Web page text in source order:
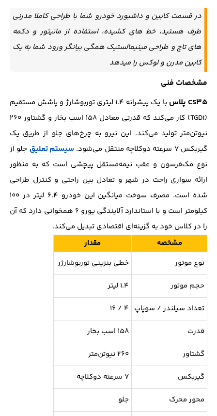
در قسمت کابین و داشبورد خودرو شما با طراحی کاملا مدرنی
طرف هستید، خط های کشیده، استفاده از مانیتور و دکمه
های تاچ و طراحی مینیمالستیک همگی بیانگر ورود شما به یک
کابین مدرن و لوکس را میدهد
مشخصات فنی
CS35 پلاس
با یک پیشرانه ۱.۴ لیتری توربوشارژ و پاشش مستقیم
(TGDi) کار می‌کند که قدرتی معادل ۱۵۸ اسب بخار و گشتاور ۲۶۰
نیوتن‌متر تولید می‌کند. این نیرو به چرخ‌های جلو از طریق یک
گیربکس ۷ سرعته دوکلاچه منتقل می‌شود.
سیستم تعلیق جلو از
نوع مک‌فرسون و عقب نیمه‌مستقل پیچشی است که به منظور
ارائه سواری راحت در شهر و تعادل بین راحتی و کنترل طراحی
شده است. مصرف سوخت میانگین این خودرو ۶.۴ لیتر در ۱۰۰
کیلومتر است و با استاندارد آلایندگی یورو ۶ همخوانی دارد که آن
را در کلاس خود به گزینه‌ای اقتصادی تبدیل می‌کند.
مقدار
مشخصه
خطی بنزینی توربوشارژر
نوع موتور
۱.۴ لیتر حجم موتور
۴ / ۱۶ تعداد سیلندر / سوپاپ
۱۵۸ اسب بخار قدرت
۲۶۰ نیوتن‌متر گشتاور
۷ سرعته دوکلاچه گیربکس
جلو محور محرک